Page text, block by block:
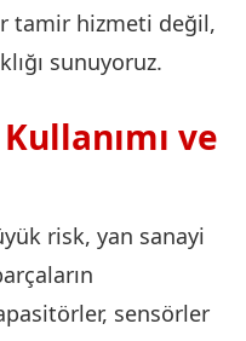
tamir hizmeti değil,
sunuyoruz.
ve
risk, yan sanayi
sensörler